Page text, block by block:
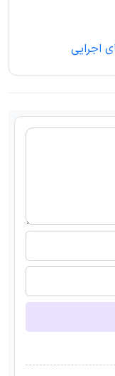
اجرایی